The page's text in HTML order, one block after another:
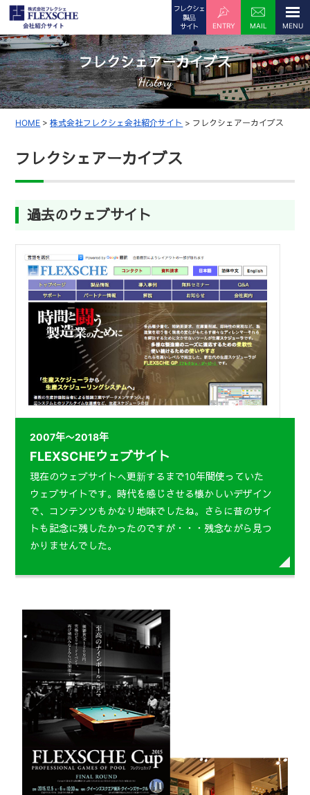
フレクシェ
製品
サイト
ENTRY MAIL
フレクシェアーカイブス
History
HOME >株式会社フレクシェ会社紹介サイト > フレクシェアーカイブス
フレクシェアーカイブス
過去のウェブサイト
2007年〜2018年
FLEXSCHEウェブサイト
現在のウェブサイトへ更新するまで10年間使っていた
ウェブサイトです。時代を感じさせる懐かしいデザイン
で、コンテンツもかなり地味でしたね。さらに昔のサイ
トも記念に残したかったのですが・・・残念ながら見つ
かりませんでした。